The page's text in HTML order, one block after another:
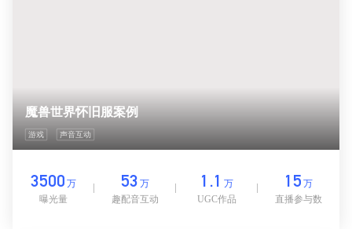
魔兽世界怀旧服案例
游戏 声音互动
3500 万
曝光量
53 万
趣配音互动
1.1 万
UGC作品
15 万
直播参与数